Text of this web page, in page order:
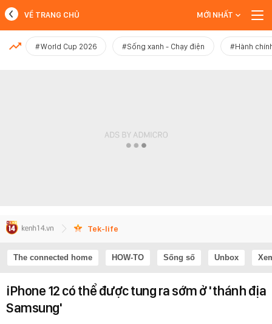
MỚI NHẤT
VỀ TRANG CHỦ MỚI NHẤT
#World Cup 2026 #Sống xanh - Chạy điện #Hành
Tek-life
The connected home HOW-TO Sống số Unbox
iPhone 12 có thể được tung ra sớm ở 'thánh địa
Samsung'